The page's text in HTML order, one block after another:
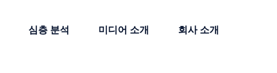
심층 분석 미디어 소개 회사 소개